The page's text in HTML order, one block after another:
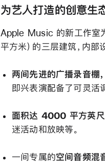
为艺人打造的创意生
Apple Music 的新工作室
平方米）的三层建筑，内部
两间先进的广播录音棚，
即兴表演配备了可灵活
面积达 4000 平方英尺
迷活动和放映等。
一间专属的空间音频混